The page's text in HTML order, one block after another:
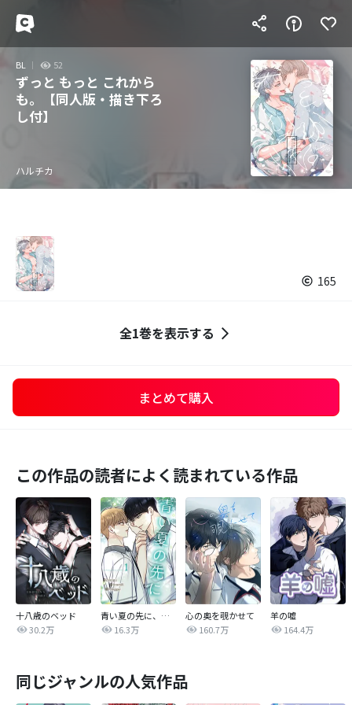
BL 52
ずっと もっと これから
も。【同人版・描き下ろ
し付】
ハルチカ
165
全1巻を表示する
まとめて購入
この作品の読者によく読まれている作品
十八歳のベッド
30.2万
青い夏の先に、【完全版】
16.3万
心の奥を覗かせて
160.7万
羊の嘘
164.4万
同じジャンルの人気作品